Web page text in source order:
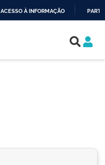
ACESSO À INFORMAÇÃO